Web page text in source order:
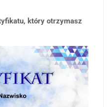
który otrzymasz